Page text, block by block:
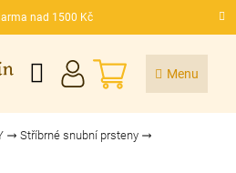
nad 1500 Kč
NÁKUPNÍ
KOŠÍK
Stříbrné snubní prsteny